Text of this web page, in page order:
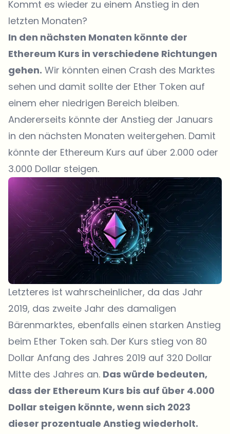
Kommt es wieder zu einem Anstieg in den
letzten Monaten?
In den nächsten Monaten könnte der
Ethereum Kurs in verschiedene Richtungen
gehen. Wir könnten einen Crash des Marktes
sehen und damit sollte der Ether Token auf
einem eher niedrigen Bereich bleiben.
Andererseits könnte der Anstieg der Januars
in den nächsten Monaten weitergehen. Damit
könnte der Ethereum Kurs auf über 2.000 oder
3.000 Dollar steigen.
Letzteres ist wahrscheinlicher, da das Jahr
2019, das zweite Jahr des damaligen
Bärenmarktes, ebenfalls einen starken Anstieg
beim Ether Token sah. Der Kurs stieg von 80
Dollar Anfang des Jahres 2019 auf 320 Dollar
Mitte des Jahres an. Das würde bedeuten,
dass der Ethereum Kurs bis auf über 4.000
Dollar steigen könnte, wenn sich 2023
dieser prozentuale Anstieg wiederholt.